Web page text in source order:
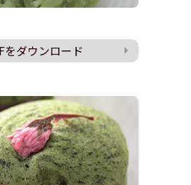
をダウンロード